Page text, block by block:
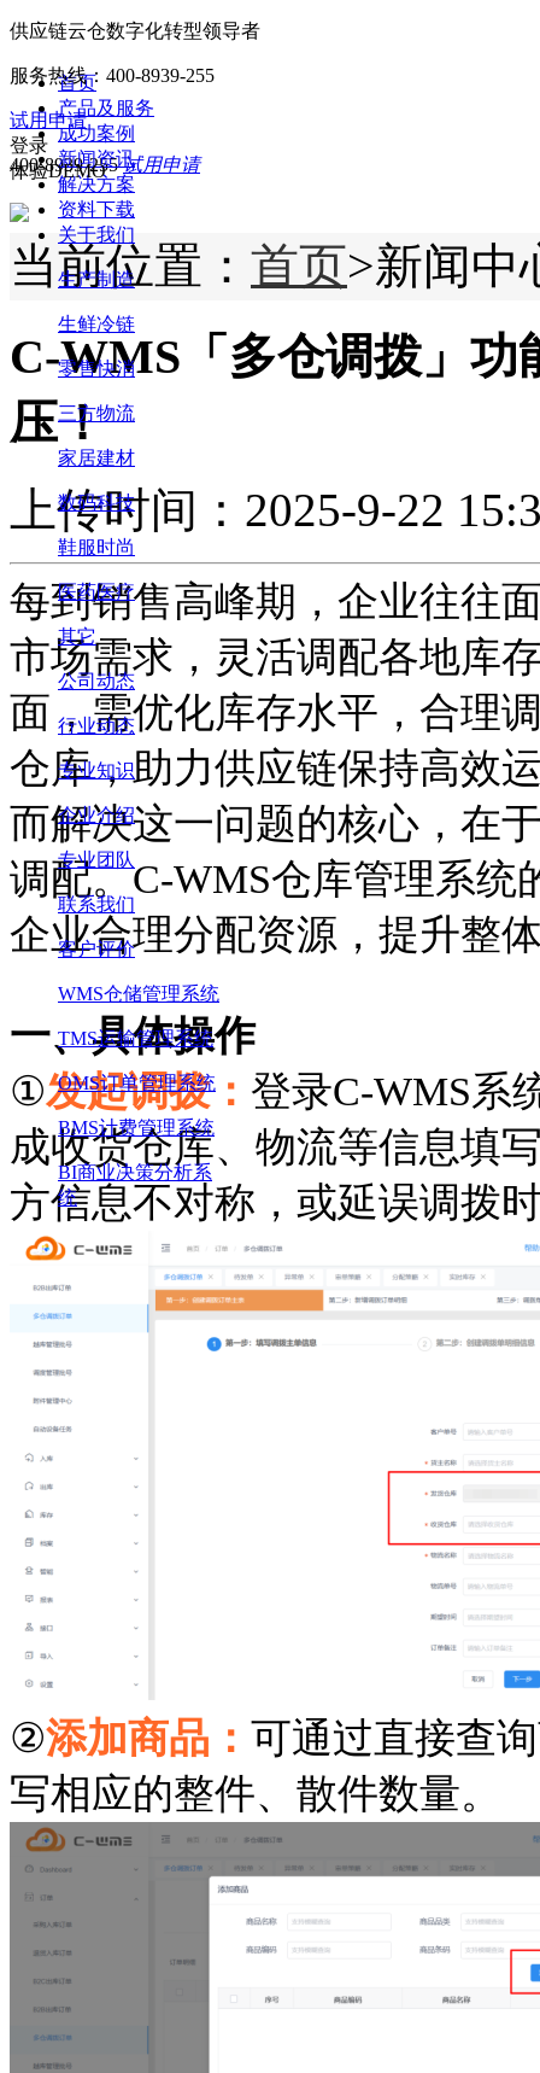
供应链云仓数字化转型领导者
服务热线： 400-8939-255
试用申请
登录
体验DEMO
首页
产品及服务
成功案例
新闻资讯
解决方案
资料下载
关于我们
生产制造
生鲜冷链
零售快消
三方物流
家居建材
数码科技
鞋服时尚
医药医疗
其它
公司动态
行业动态
专业知识
企业介绍
专业团队
联系我们
客户评价
WMS仓储管理系统
TMS运输管理系统
OMS订单管理系统
BMS计费管理系统
BI商业决策分析系
统
400-8939-255 试用申请
当前位置： 首页>新闻中
C-WMS「多仓调拨」
压！
上传时间：2025-9-22
每到销售高峰期，企业往往
市场需求，灵活调配各地库
面，需优化库存水平，合理
仓库，助力供应链保持高效
而解决这一问题的核心，在
调配。C-WMS仓库管理系统
企业合理分配资源，提升整
一、具体操作
①发起调拨： 登录C-WMS系
成收货仓库、物流等信息填
方信息不对称，或延误调拨
②添加商品： 可通过直接查
写相应的整件、散件数量。